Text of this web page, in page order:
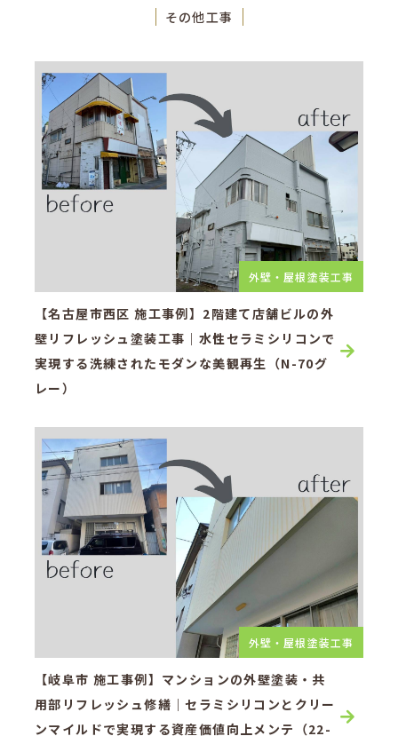
その他工事
外壁・屋根塗装工事
【名古屋市西区 施工事例】2階建て店舗ビルの外
壁リフレッシュ塗装工事｜水性セラミシリコンで
実現する洗練されたモダンな美観再生（N-70グ
レー）
外壁・屋根塗装工事
【岐阜市 施工事例】マンションの外壁塗装・共
用部リフレッシュ修繕｜セラミシリコンとクリー
ンマイルドで実現する資産価値向上メンテ（22-